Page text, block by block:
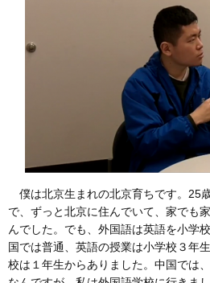
僕は北京生まれの北京育ちです。25
で、ずっと北京に住んでいて、家でも
んでした。でも、外国語は英語を小学
国では普通、英語の授業は小学校３年
校は１年生からありました。中国では